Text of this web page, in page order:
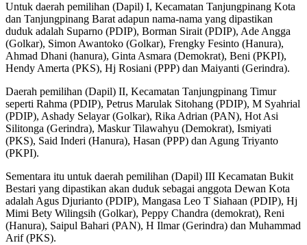
Untuk daerah pemilihan (Dapil) I, Kecamatan Tanjungpinang Kota
dan Tanjungpinang Barat adapun nama-nama yang dipastikan
duduk adalah Suparno (PDIP), Borman Sirait (PDIP), Ade Angga
(Golkar), Simon Awantoko (Golkar), Frengky Fesinto (Hanura),
Ahmad Dhani (hanura), Ginta Asmara (Demokrat), Beni (PKPI),
Hendy Amerta (PKS), Hj Rosiani (PPP) dan Maiyanti (Gerindra).
Daerah pemilihan (Dapil) II, Kecamatan Tanjungpinang Timur
seperti Rahma (PDIP), Petrus Marulak Sitohang (PDIP), M Syahrial
(PDIP), Ashady Selayar (Golkar), Rika Adrian (PAN), Hot Asi
Silitonga (Gerindra), Maskur Tilawahyu (Demokrat), Ismiyati
(PKS), Said Inderi (Hanura), Hasan (PPP) dan Agung Triyanto
(PKPI).
Sementara itu untuk daerah pemilihan (Dapil) III Kecamatan Bukit
Bestari yang dipastikan akan duduk sebagai anggota Dewan Kota
adalah Agus Djurianto (PDIP), Mangasa Leo T Siahaan (PDIP), Hj
Mimi Bety Wilingsih (Golkar), Peppy Chandra (demokrat), Reni
(Hanura), Saipul Bahari (PAN), H Ilmar (Gerindra) dan Muhammad
Arif (PKS).